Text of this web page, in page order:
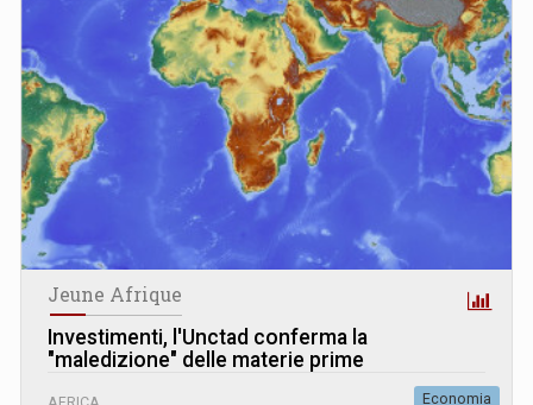
Jeune Afrique
Investimenti, l'Unctad conferma la
"maledizione" delle materie prime
Economia